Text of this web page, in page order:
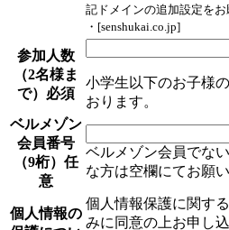
記ドメインの追加設定をお
・[senshukai.co.jp]
参加人数
（2名様ま
で） 必須
小学生以下のお子様
おります。
ベルメゾン
会員番号
（9桁） 任
意
ベルメゾン会員でな
な方は空欄にてお願い
個人情報の
個人情報保護に関す
みに同意の上お申し